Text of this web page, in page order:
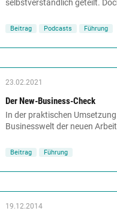
selbstverständlich geteilt.
Beitrag Podcasts Führung
23.02.2021
Der New-Business-Check
In der praktischen
Businesswelt der neuen
Beitrag Führung
19.12.2014